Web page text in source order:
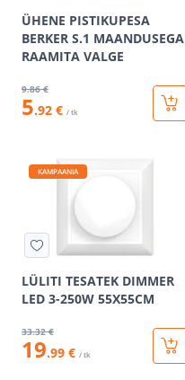
ÜHENE PISTIKUPESA
BERKER S.1 MAANDUSEGA
RAAMITA VALGE
9.86 €
5.92 € / tk
KAMPAANIA
LÜLITI TESATEK DIMMER
LED 3-250W 55X55CM
33.32 €
19.99 € / tk